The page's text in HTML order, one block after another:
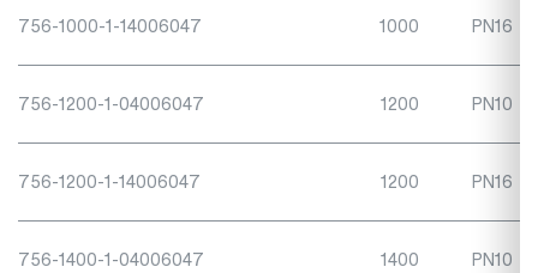
756-1000-1-14006047 1000 PN16
756-1200-1-04006047 1200 PN10
756-1200-1-14006047 1200 PN16
756-1400-1-04006047 1400 PN10